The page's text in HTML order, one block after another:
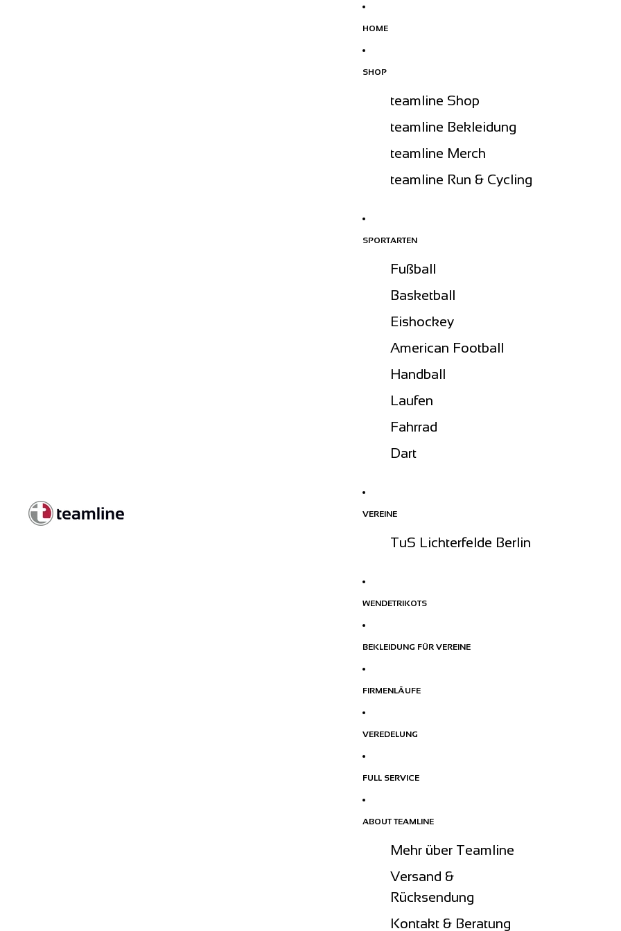
HOME
SHOP
teamline Shop
teamline Bekleidung
teamline Merch
teamline Run & Cycling
SPORTARTEN
Fußball
Basketball
Eishockey
American Football
Handball
Laufen
Fahrrad
Dart
VEREINE
TuS Lichterfelde Berlin
WENDETRIKOTS
BEKLEIDUNG FÜR VEREINE
FIRMENLÄUFE
VEREDELUNG
FULL SERVICE
ABOUT TEAMLINE
Mehr über Teamline
Versand &
Rücksendung
Kontakt & Beratung